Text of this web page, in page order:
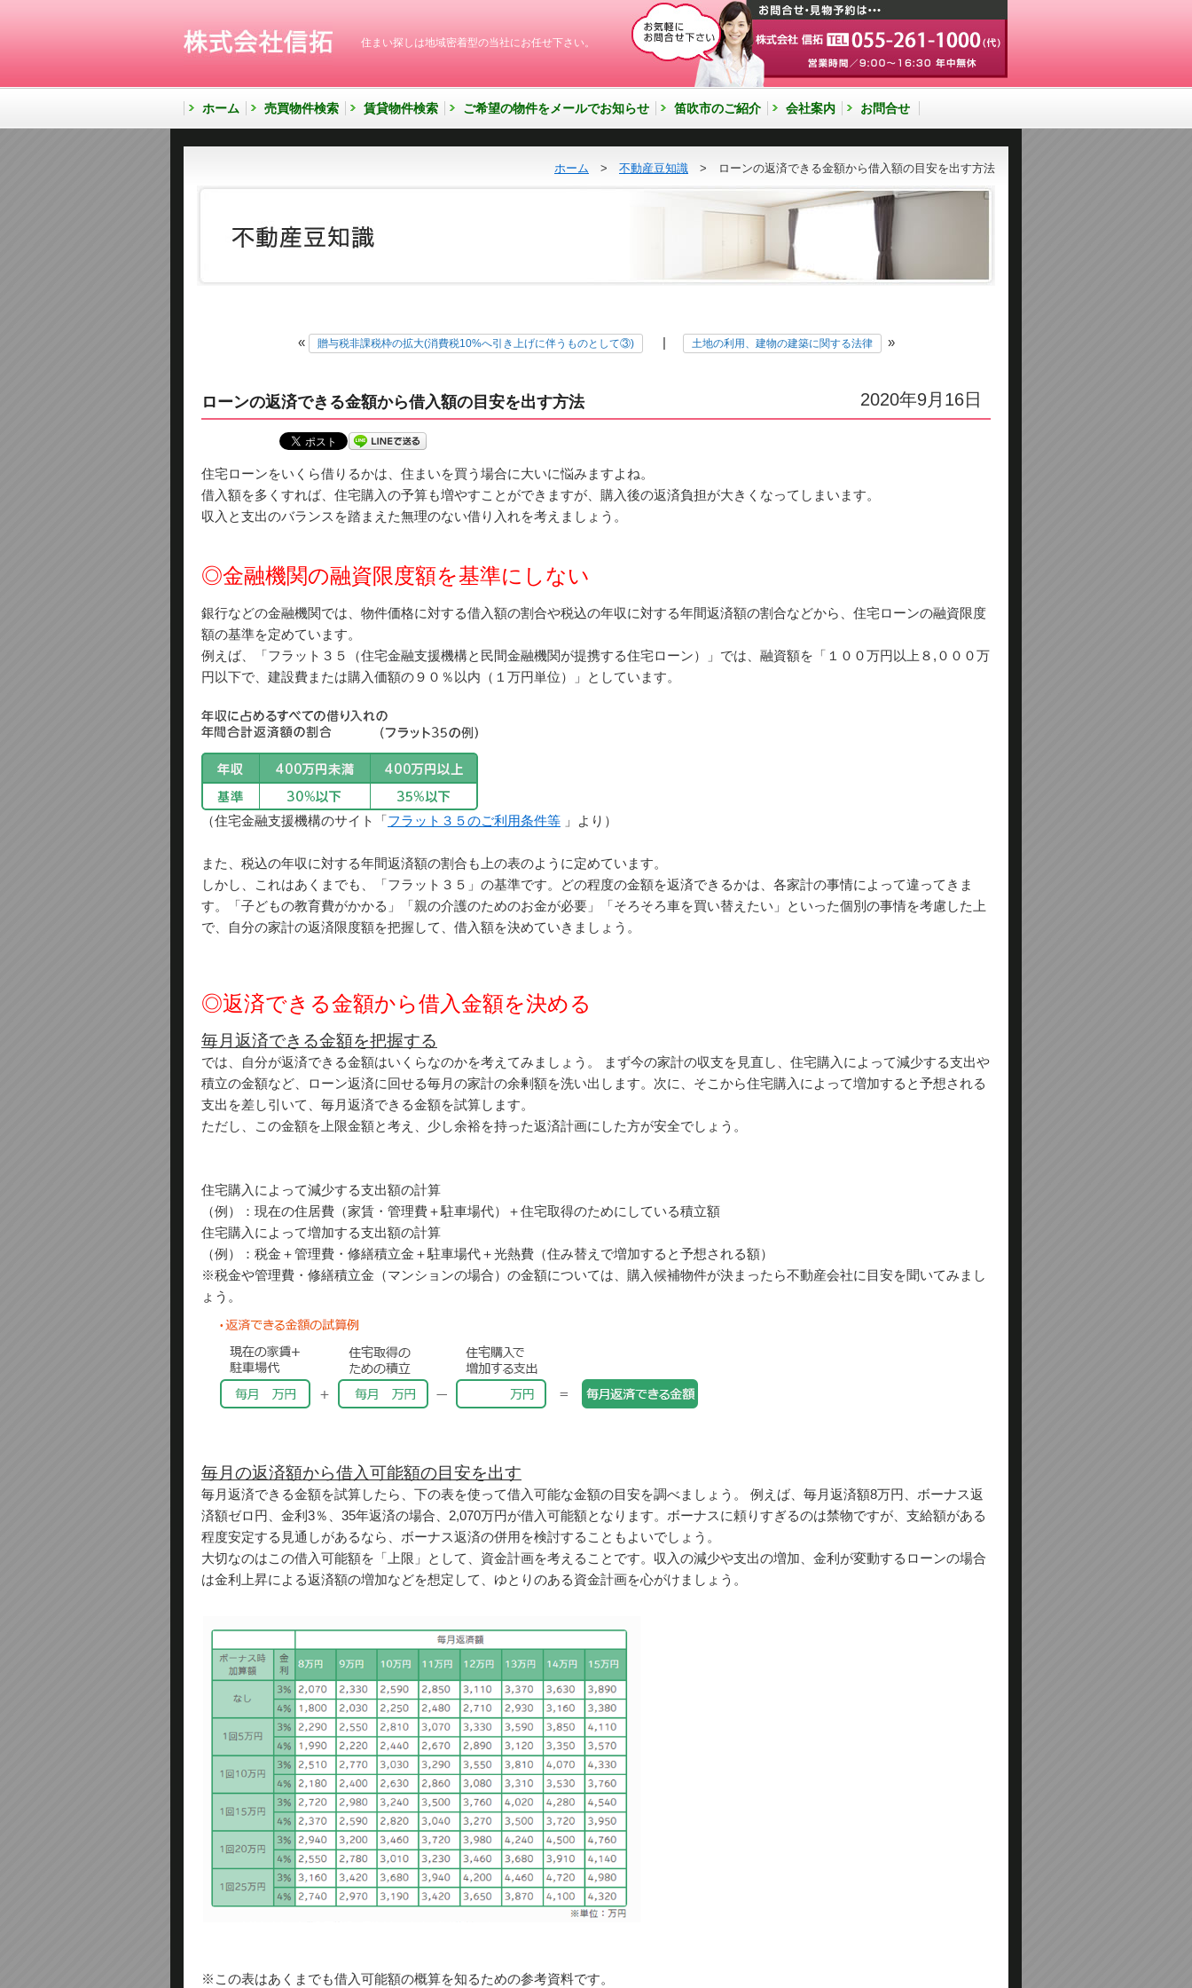
住まい探しは地域密着型の当社にお任せ下さい。
ホーム 売買物件検索 賃貸物件検索 ご希望の物件をメールでお知らせ 笛吹市のご紹介 会社案内 お問合せ
ホーム > 不動産豆知識 > ローンの返済できる金額から借入額の目安を出す方法
« 贈与税非課税枠の拡大(消費税10%へ引き上げに伴うものとして③) | 土地の利用、建物の建築に関する法律 »
ローンの返済できる金額から借入額の目安を出す方法 2020年9月16日
住宅ローンをいくら借りるかは、住まいを買う場合に大いに悩みますよね。
借入額を多くすれば、住宅購入の予算も増やすことができますが、購入後の返済負担が大きくなってしまいます。
収入と支出のバランスを踏まえた無理のない借り入れを考えましょう。
◎金融機関の融資限度額を基準にしない
銀行などの金融機関では、物件価格に対する借入額の割合や税込の年収に対する年間返済額の割合などから、住宅ローンの融資限度
額の基準を定めています。
例えば、「フラット３５（住宅金融支援機構と民間金融機関が提携する住宅ローン）」では、融資額を「１００万円以上８,０００万
円以下で、建設費または購入価額の９０％以内（１万円単位）」としています。
（住宅金融支援機構のサイト「フラット３５のご利用条件等 」より）
また、税込の年収に対する年間返済額の割合も上の表のように定めています。
しかし、これはあくまでも、「フラット３５」の基準です。どの程度の金額を返済できるかは、各家計の事情によって違ってきま
す。「子どもの教育費がかかる」「親の介護のためのお金が必要」「そろそろ車を買い替えたい」といった個別の事情を考慮した上
で、自分の家計の返済限度額を把握して、借入額を決めていきましょう。
◎返済できる金額から借入金額を決める
毎月返済できる金額を把握する
では、自分が返済できる金額はいくらなのかを考えてみましょう。 まず今の家計の収支を見直し、住宅購入によって減少する支出や
積立の金額など、ローン返済に回せる毎月の家計の余剰額を洗い出します。次に、そこから住宅購入によって増加すると予想される
支出を差し引いて、毎月返済できる金額を試算します。
ただし、この金額を上限金額と考え、少し余裕を持った返済計画にした方が安全でしょう。
住宅購入によって減少する支出額の計算
（例）：現在の住居費（家賃・管理費＋駐車場代）＋住宅取得のためにしている積立額
住宅購入によって増加する支出額の計算
（例）：税金＋管理費・修繕積立金＋駐車場代＋光熱費（住み替えで増加すると予想される額）
※税金や管理費・修繕積立金（マンションの場合）の金額については、購入候補物件が決まったら不動産会社に目安を聞いてみまし
ょう。
毎月の返済額から借入可能額の目安を出す
毎月返済できる金額を試算したら、下の表を使って借入可能な金額の目安を調べましょう。 例えば、毎月返済額8万円、ボーナス返
済額ゼロ円、金利3％、35年返済の場合、2,070万円が借入可能額となります。ボーナスに頼りすぎるのは禁物ですが、支給額がある
程度安定する見通しがあるなら、ボーナス返済の併用を検討することもよいでしょう。
大切なのはこの借入可能額を「上限」として、資金計画を考えることです。収入の減少や支出の増加、金利が変動するローンの場合
は金利上昇による返済額の増加などを想定して、ゆとりのある資金計画を心がけましょう。
※この表はあくまでも借入可能額の概算を知るための参考資料です。